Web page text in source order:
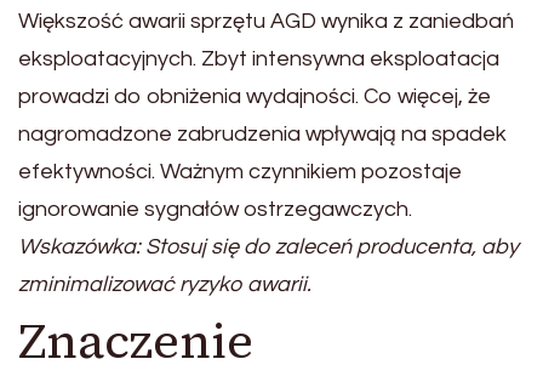
Większość awarii sprzętu AGD wynika z zaniedbań
eksploatacyjnych. Zbyt intensywna eksploatacja
prowadzi do obniżenia wydajności. Co więcej, że
nagromadzone zabrudzenia wpływają na spadek
efektywności. Ważnym czynnikiem pozostaje
ignorowanie sygnałów ostrzegawczych.
Wskazówka: Stosuj się do zaleceń producenta, aby
zminimalizować ryzyko awarii.
Znaczenie